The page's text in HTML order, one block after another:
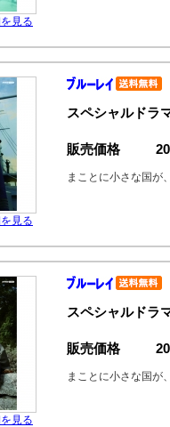
見る
見る
スペシャルドラ
販売価格
まことに小さな国が
見る
スペシャルドラ
販売価格
まことに小さな国が